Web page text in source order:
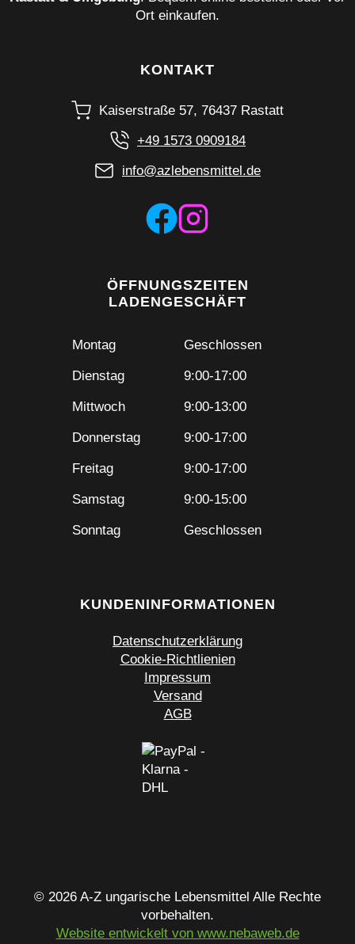
Ort einkaufen.
KONTAKT
Kaiserstraße 57, 76437 Rastatt
+49 1573 0909184
info@azlebensmittel.de
ÖFFNUNGSZEITEN
LADENGESCHÄFT
Montag Geschlossen
Dienstag 9:00-17:00
Mittwoch 9:00-13:00
Donnerstag 9:00-17:00
Freitag 9:00-17:00
Samstag 9:00-15:00
Sonntag Geschlossen
KUNDENINFORMATIONEN
Datenschutzerklärung
Cookie-Richtlienien
Impressum
Versand
AGB
© 2026 A-Z ungarische Lebensmittel Alle Rechte
vorbehalten.
Website entwickelt von www.nebaweb.de